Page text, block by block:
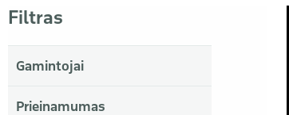
Filtras
Gamintojai
Prieinamumas